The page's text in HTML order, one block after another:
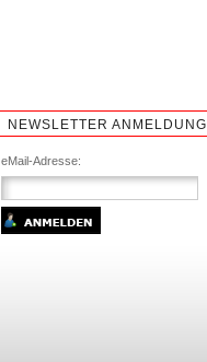
NEWSLETTER ANMELDUNG
eMail-Adresse: